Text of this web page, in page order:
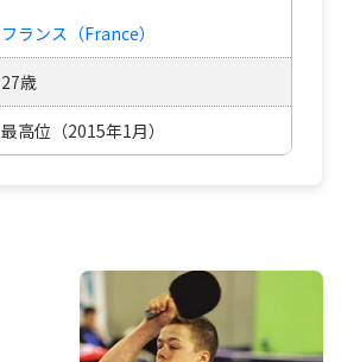
フランス（France）
27歳
最高位（2015年1月）